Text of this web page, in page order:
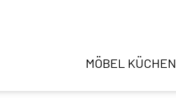
MÖBEL KÜCHEN